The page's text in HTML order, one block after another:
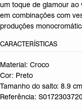
um toque de glamour
em combinações com
produções
CARACTERÍSTICAS
Material: Croco
Cor: Preto
Tamanho do salto: 8.9 cm
Referência: